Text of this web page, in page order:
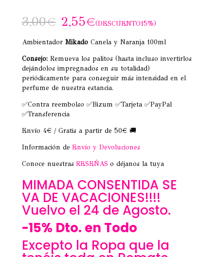
3,00€ 2,55€(DESCUENTO15%)
Ambientador MikadoCanela y Naranja 100ml
Consejo:Remueva los palitos (hasta incluso invertirlos
dejándolos impregnados en su totalidad)
periódicamente para conseguir más intensidad en el
perfume de nuestra estancia.
✅Contra reembolso ✅Bizum ✅Tarjeta ✅PayPal
✅Transferencia
Envío 4€ / Gratis a partir de 50€ 🚚
Información de Envío y Devoluciones
Conoce nuestras RESEÑAS o déjanos la tuya
MIMADA CONSENTIDA SE
VA DE VACACIONES!!!!
Vuelvo el 24 de Agosto.
-15% Dto. en Todo
Excepto la Ropa que la